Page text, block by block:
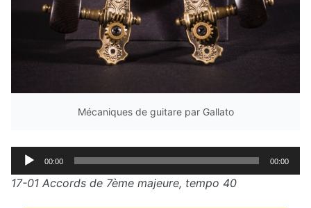
Mécaniques de guitare par Gallato
Lecteur00:00 00:00
17-01 Accords de 7ème majeure, tempo 40